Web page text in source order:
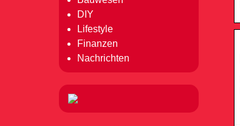
DIY
Lifestyle
Finanzen
Nachrichten